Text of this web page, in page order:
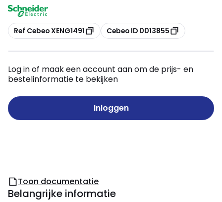
Kopiëren
Ref Cebeo XENG1491 Kopiëren
Cebeo ID 0013855
Log in of maak een account aan om de prijs- en
bestelinformatie te bekijken
Inloggen
Toon documentatie
Belangrijke informatie